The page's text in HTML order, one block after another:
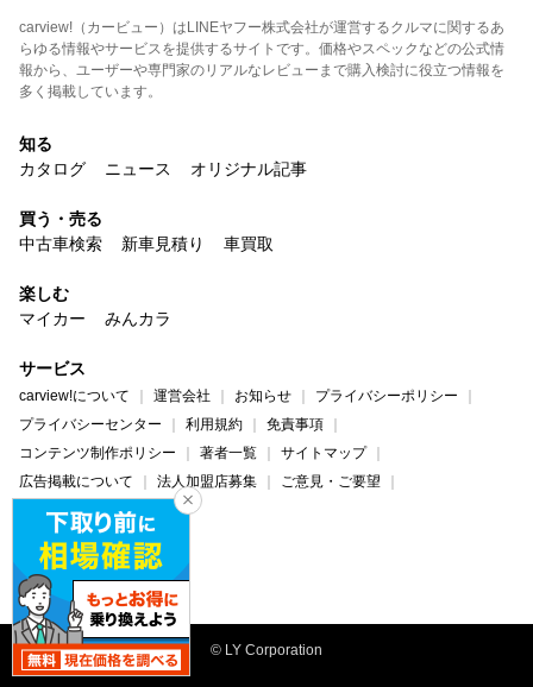
carview!（カービュー）はLINEヤフー株式会社が運営するクルマに関するあ
らゆる情報やサービスを提供するサイトです。価格やスペックなどの公式情
報から、ユーザーや専門家のリアルなレビューまで購入検討に役立つ情報を
多く掲載しています。
知る
カタログ
ニュース オリジナル記事
買う・売る
中古車検索
新車見積り 車買取
楽しむ
マイカー
みんカラ
サービス
carview!について 運営会社 お知らせ
プライバシーポリシー
プライバシーセンター
利用規約
免責事項
コンテンツ制作ポリシー
著者一覧
サイトマップ
広告掲載について
法人加盟店募集
ご意見・ご要望
ヘルプ・お問い合わせ
carview! Yahoo! JAPAN
© LY Corporation